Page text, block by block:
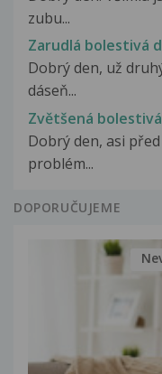
zubu...
Zarudlá bolestivá
Dobrý den, už
dáseň...
Zvětšená
Dobrý den, asi
problém...
DOPORUČUJEME